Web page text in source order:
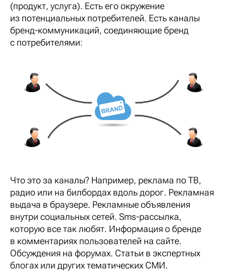
(продукт, услуга). Есть его окружение
из потенциальных потребителей. Есть каналы
бренд-коммуникаций, соединяющие бренд
с потребителями:
Что это за каналы? Например, реклама по ТВ,
радио или на билбордах вдоль дорог. Рекламная
выдача в браузере. Рекламные объявления
внутри социальных сетей. Sms-рассылка,
которую все так любят. Информация о бренде
в комментариях пользователей на сайте.
Обсуждения на форумах. Статьи в экспертных
блогах или других тематических СМИ.